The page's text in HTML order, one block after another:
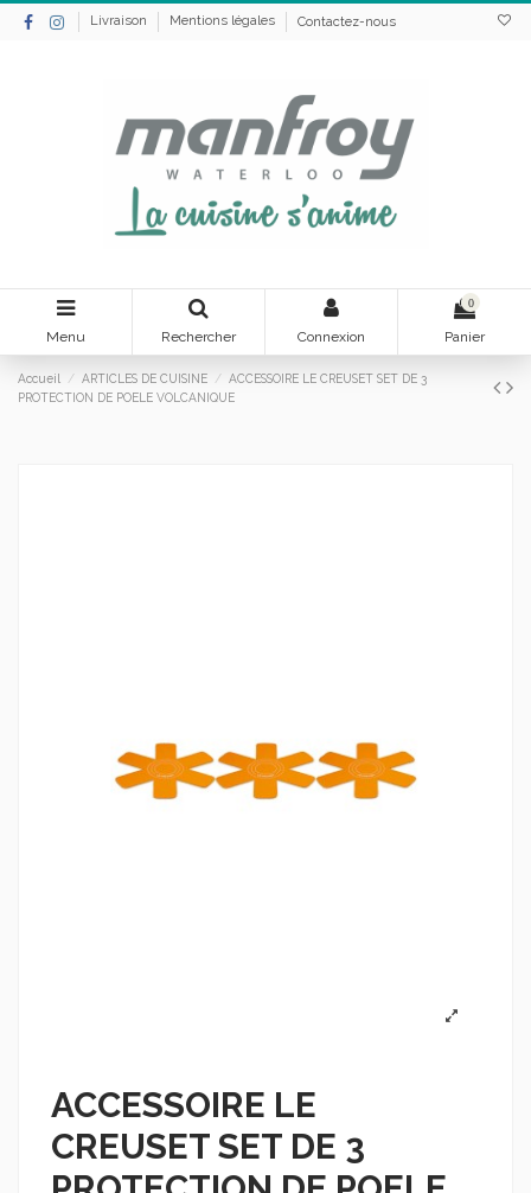
Livraison Mentions légales Contactez-nous
Menu Rechercher Connexion
0
Panier
Accueil ARTICLES DE CUISINE
ACCESSOIRE LE CREUSET SET DE 3
PROTECTION DE POELE VOLCANIQUE
ACCESSOIRE LE
CREUSET SET DE 3